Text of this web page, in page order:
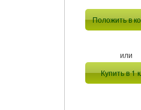
Положить в
или
Купить в 1